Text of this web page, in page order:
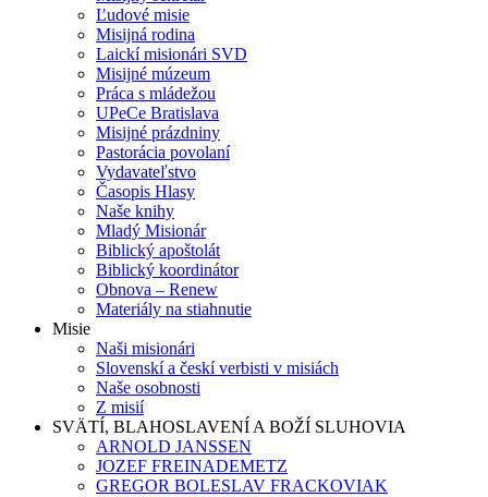
Ľudové misie
Misijná rodina
Laickí misionári SVD
Misijné múzeum
Práca s mládežou
UPeCe Bratislava
Misijné prázdniny
Pastorácia povolaní
Vydavateľstvo
Časopis Hlasy
Naše knihy
Mladý Misionár
Biblický apoštolát
Biblický koordinátor
Obnova – Renew
Materiály na stiahnutie
Misie
Naši misionári
Slovenskí a českí verbisti v misiách
Naše osobnosti
Z misií
SVÄTÍ, BLAHOSLAVENÍ A BOŽÍ SLUHOVIA
ARNOLD JANSSEN
JOZEF FREINADEMETZ
GREGOR BOLESLAV FRACKOVIAK